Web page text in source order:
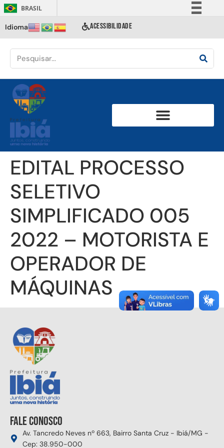
BRASIL
Comunica BR
Acesso à informação
Idioma ACESSIBILIDADE
EDITAL PROCESSO
SELETIVO
SIMPLIFICADO 005
2022 – MOTORISTA E
OPERADOR DE
MÁQUINAS
Fale conosco
Av. Tancredo Neves nº 663, Bairro Santa Cruz - Ibiá/MG -
Cep: 38.950-000